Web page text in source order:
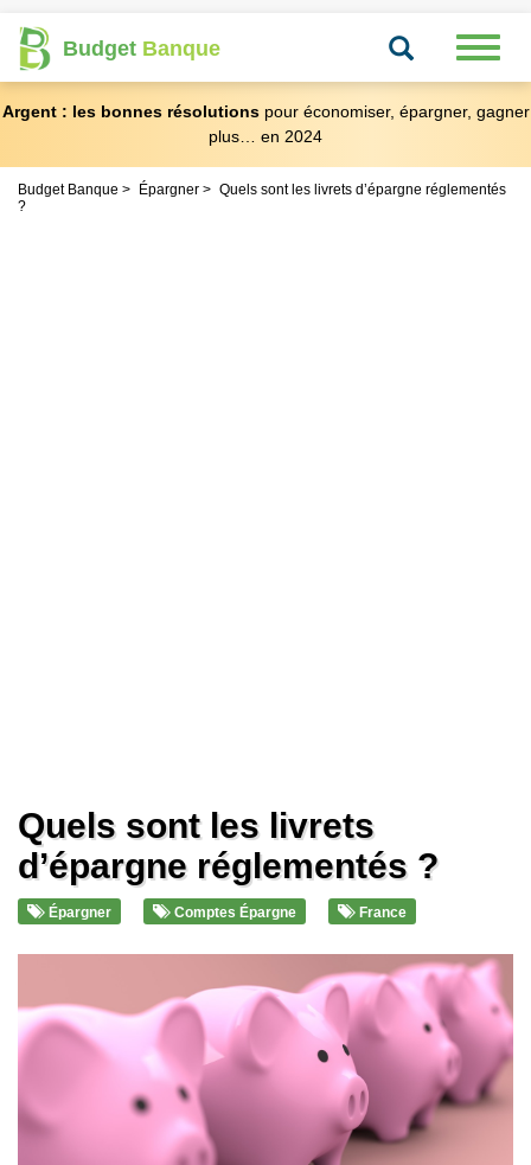
Budget Banque Recherche
Argent : les bonnes résolutionspour économiser, épargner, gagner
plus… en 2024
Budget Banque Épargner
Quels sont les livrets d’épargne réglementés
?
Quels sont les livrets
d’épargne réglementés ?
Épargner Comptes Épargne France